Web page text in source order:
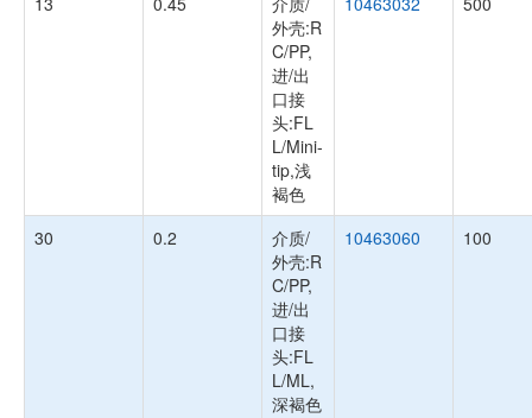
外壳:R
C/PP,
进/出
口接
头:FL
L/Mini-
tip,浅
褐色
30 0.2
介质/
外壳:R
C/PP,
进/出
口接
头:FL
L/ML,
深褐色
10463060 100